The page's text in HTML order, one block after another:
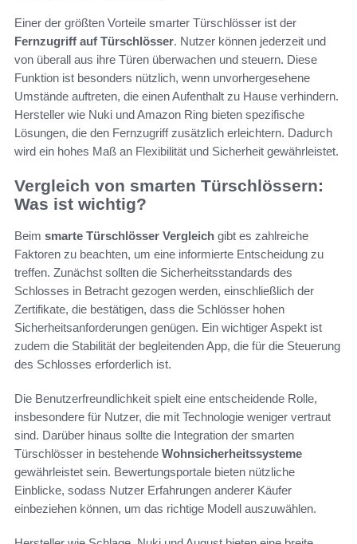
Einer der größten Vorteile smarter Türschlösser ist der
Fernzugriff auf Türschlösser. Nutzer können jederzeit und
von überall aus ihre Türen überwachen und steuern. Diese
Funktion ist besonders nützlich, wenn unvorhergesehene
Umstände auftreten, die einen Aufenthalt zu Hause verhindern.
Hersteller wie Nuki und Amazon Ring bieten spezifische
Lösungen, die den Fernzugriff zusätzlich erleichtern. Dadurch
wird ein hohes Maß an Flexibilität und Sicherheit gewährleistet.
Vergleich von smarten Türschlössern:
Was ist wichtig?
Beim smarte Türschlösser Vergleich gibt es zahlreiche
Faktoren zu beachten, um eine informierte Entscheidung zu
treffen. Zunächst sollten die Sicherheitsstandards des
Schlosses in Betracht gezogen werden, einschließlich der
Zertifikate, die bestätigen, dass die Schlösser hohen
Sicherheitsanforderungen genügen. Ein wichtiger Aspekt ist
zudem die Stabilität der begleitenden App, die für die Steuerung
des Schlosses erforderlich ist.
Die Benutzerfreundlichkeit spielt eine entscheidende Rolle,
insbesondere für Nutzer, die mit Technologie weniger vertraut
sind. Darüber hinaus sollte die Integration der smarten
Türschlösser in bestehende Wohnsicherheitssysteme
gewährleistet sein. Bewertungsportale bieten nützliche
Einblicke, sodass Nutzer Erfahrungen anderer Käufer
einbeziehen können, um das richtige Modell auszuwählen.